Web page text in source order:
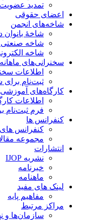
تمدید عضویت
اعضای حقوقی
شاخه‌های انجمن
شاخۀ بانوان
شاخه صنعتی
شاخه‌
سخنرانی‌های ماهانه
اطلاعات
ثبت‌نام برای
کارگاه‌های آموزشی
اطلاعات
فرم ثبت‌نام
کنفرانس ها
کنفرانس های
مجموعه
انتشارات
نشریه IJOP
خبرنامه
ماهنامه
لینک های مفید
مفاهیم پایه
مراکز مرتبط
سازمان‌ها و